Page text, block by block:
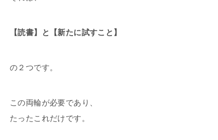
【読書】と【新たに試すこと】
の２つです。
この両輪が必要であり、
たったこれだけです。